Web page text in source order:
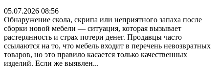
05.07.2026 08:56
Обнаружение скола, скрипа или неприятного запаха после
сборки новой мебели — ситуация, которая вызывает
растерянность и страх потери денег. Продавцы часто
ссылаются на то, что мебель входит в перечень невозвратных
товаров, но это правило касается только качественных
изделий. Если же выявлен...